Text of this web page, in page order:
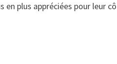
plus appréciées pour leur